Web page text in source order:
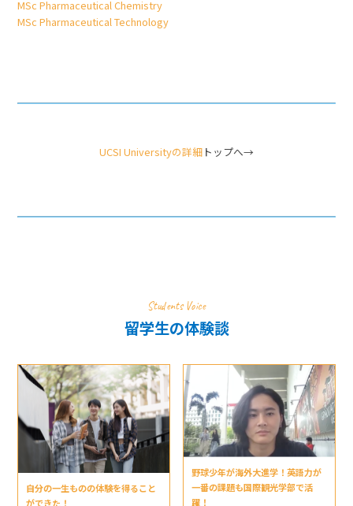
MSc Pharmaceutical Chemistry
MSc Pharmaceutical Technology
UCSI Universityの詳細 トップへ→
Students Voice
留学生の体験談
自分の一生ものの体験を得ること
ができた！
野球少年が海外大進学！英語力が
一番の課題も国際観光学部で活
躍！